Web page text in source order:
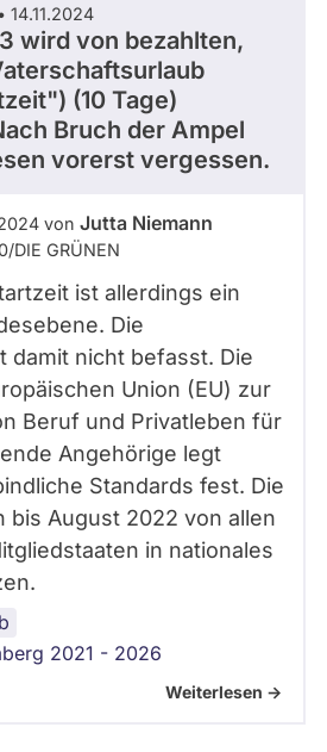
14.11.2024
wird von bezahlten,
(10 Tage)
Bruch der Ampel
vorerst vergessen.
von Jutta Niemann
­DIE GRÜNEN
ist allerdings ein
Die
damit nicht befasst. Die
Union (EU) zur
Beruf und Privatleben für
Angehörige legt
Standards fest. Die
bis August 2022 von allen
in nationales
2021 - 2026
Weiterlesen ->